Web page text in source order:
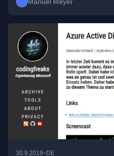
Manuel Meyer
30.9.2019•DE